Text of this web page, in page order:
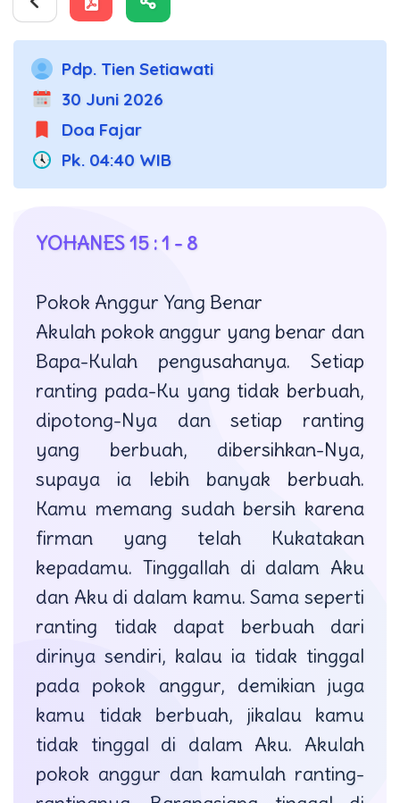
Pdp. Tien Setiawati
30 Juni 2026
Doa Fajar
Pk. 04:40 WIB
YOHANES 15 : 1 - 8
Pokok Anggur Yang Benar
Akulah pokok anggur yang benar dan
Bapa-Kulah pengusahanya. Setiap
ranting pada-Ku yang tidak berbuah,
dipotong-Nya dan setiap ranting
yang berbuah, dibersihkan-Nya,
supaya ia lebih banyak berbuah.
Kamu memang sudah bersih karena
firman yang telah Kukatakan
kepadamu. Tinggallah di dalam Aku
dan Aku di dalam kamu. Sama seperti
ranting tidak dapat berbuah dari
dirinya sendiri, kalau ia tidak tinggal
pada pokok anggur, demikian juga
kamu tidak berbuah, jikalau kamu
tidak tinggal di dalam Aku. Akulah
pokok anggur dan kamulah ranting-